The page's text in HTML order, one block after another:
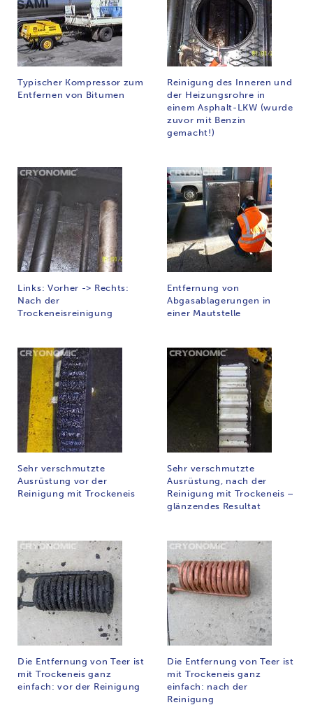
Typischer Kompressor zum
Entfernen von Bitumen
Reinigung des Inneren und
der Heizungsrohre in
einem Asphalt-LKW (wurde
zuvor mit Benzin
gemacht!)
Links: Vorher -> Rechts:
Nach der
Trockeneisreinigung
Entfernung von
Abgasablagerungen in
einer Mautstelle
Sehr verschmutzte
Ausrüstung vor der
Reinigung mit Trockeneis
Sehr verschmutzte
Ausrüstung, nach der
Reinigung mit Trockeneis –
glänzendes Resultat
Die Entfernung von Teer ist
mit Trockeneis ganz
einfach: vor der Reinigung
Die Entfernung von Teer ist
mit Trockeneis ganz
einfach: nach der
Reinigung